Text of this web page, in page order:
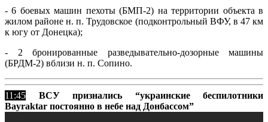
- 6 боевых машин пехоты (БМП-2) на территории объекта в
жилом районе н. п. Трудовское (подконтрольный ВФУ, в 47 км
к югу от Донецка);
- 2 бронированные разведывательно-дозорные машины
(БРДМ-2) вблизи н. п. Сопино.
11:45
ВСУ признались “украинские беспилотники
Bayraktar постоянно в небе над Донбассом”